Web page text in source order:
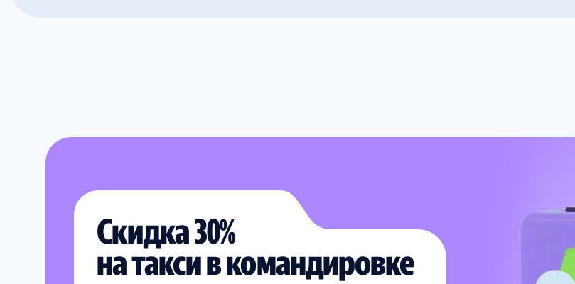
Скидка 30%
на такси в командировке